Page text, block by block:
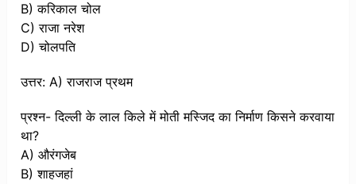
B) करिकाल चोल
C) राजा नरेश
D) चोलपति
उत्तर: A) राजराज प्रथम
प्रश्न- दिल्ली के लाल किले में मोती मस्जिद का निर्माण किसने करवाया
था?
A) औरंगजेब
B) शाहजहां